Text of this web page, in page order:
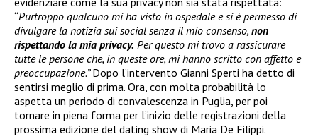
“Purtroppo qualcuno mi ha visto in ospedale e si è permesso di
divulgare la notizia sui social senza il mio consenso, non
rispettando la mia privacy. Per questo mi trovo a rassicurare
tutte le persone che, in queste ore, mi hanno scritto con affetto e
preoccupazione.”Dopo l’intervento Gianni Sperti ha detto di
sentirsi meglio di prima. Ora, con molta probabilità lo
aspetta un periodo di convalescenza in Puglia, per poi
tornare in piena forma per l’inizio delle registrazioni della
prossima edizione del dating show di Maria De Filippi.